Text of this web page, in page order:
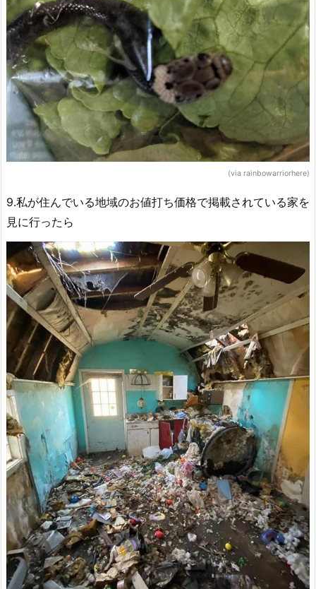
(via rainbowarriorhere)
9.私が住んでいる地域のお値打ち価格で掲載されている家を
見に行ったら